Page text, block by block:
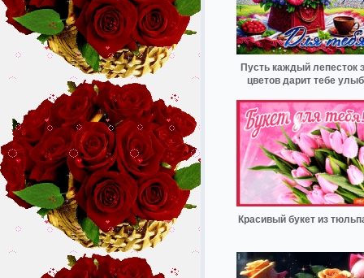
Пусть каждый лепесток
цветов дарит тебе
Красивый букет из